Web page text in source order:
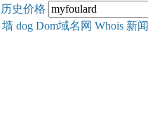
历史价格
墙 dog Dom域名网 Whois 新闻